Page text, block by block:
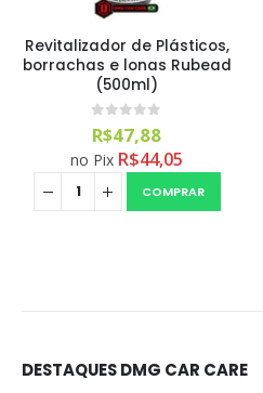
Revitalizador de Plásticos,
borrachas e lonas Rubead
(500ml)
0 out of 5
R$47,88
no Pix R$44,05
COMPRAR
DESTAQUES DMG CAR CARE